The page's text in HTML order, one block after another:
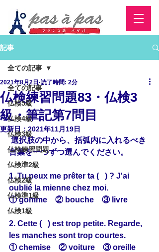
記事
全ての記事
仏検5級
仏検4級
仏検3級
仏検練習問題
仏検準2級
仏検2級
仏検準1級
仏検1級
全ての記事
仏検練習問題83・仏検3
級・筆記第7問目
2021年8月2日 読了時間: 2分
更新日：2021年11月19日
選択肢の中から、括弧内に入れるべき
言葉を一つずつ選んでください。
1. Tu peux me prêter ta (   ) ? J'ai
oublié la mienne chez moi.
① gomme　② bouche　③ livre
2. Cette (   ) est trop petite. Regarde,
les manches sont trop courtes.
① chemise　② voiture　③ oreille